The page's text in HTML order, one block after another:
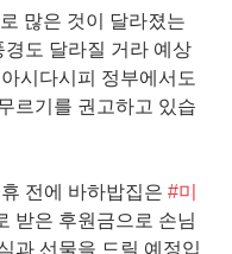
많은 것이 달라졌는
경도 달라질 거라 예상
시다시피 정부에서도
르기를 권고하고 있습
전에 바하밥집은 #미
받은 후원금으로 손님
과 선물을 드릴 예정입